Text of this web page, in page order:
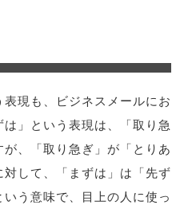
表現も、ビジネスメールにお
」という表現は、「取り急
、「取り急ぎ」が「とりあ
して、「まずは」は「先ず
う意味で、目上の人に使っ